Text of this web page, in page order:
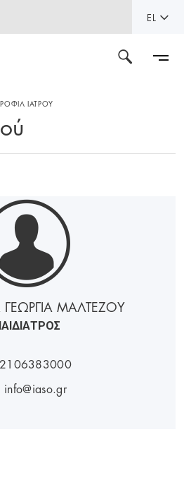
EL
ΙΑΤΡΟΥ
ΜΑΛΤΕΖΟΥ
2106383000
info@iaso.gr